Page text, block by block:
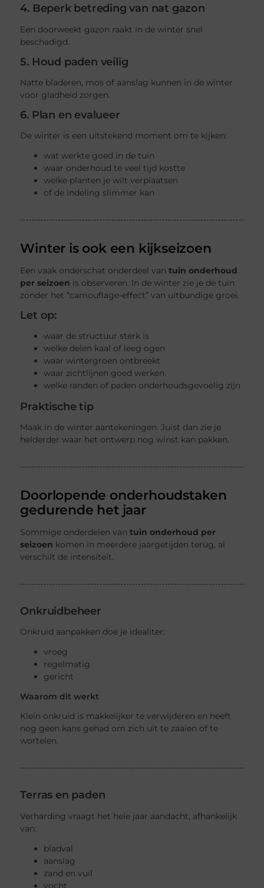
4. Beperk betreding van nat gazon
Een doorweekt gazon raakt in de winter snel
beschadigd.
5. Houd paden veilig
Natte bladeren, mos of aanslag kunnen in de winter
voor gladheid zorgen.
6. Plan en evalueer
De winter is een uitstekend moment om te kijken:
wat werkte goed in de tuin
waar onderhoud te veel tijd kostte
welke planten je wilt verplaatsen
of de indeling slimmer kan
Winter is ook een kijkseizoen
Een vaak onderschat onderdeel vantuin onderhoud
per seizoen is observeren. In de winter zie je de tuin
zonder het “camouflage-effect” van uitbundige groei.
Let op:
waar de structuur sterk is
welke delen kaal of leeg ogen
waar wintergroen ontbreekt
waar zichtlijnen goed werken
welke randen of paden onderhoudsgevoelig zijn
Praktische tip
Maak in de winter aantekeningen. Juist dan zie je
helderder waar het ontwerp nog winst kan pakken.
Doorlopende onderhoudstaken
gedurende het jaar
Sommige onderdelen vantuin onderhoud per
seizoen komen in meerdere jaargetijden terug, al
verschilt de intensiteit.
Onkruidbeheer
Onkruid aanpakken doe je idealiter:
vroeg
regelmatig
gericht
Waarom dit werkt
Klein onkruid is makkelijker te verwijderen en heeft
nog geen kans gehad om zich uit te zaaien of te
wortelen.
Terras en paden
Verharding vraagt het hele jaar aandacht, afhankelijk
van:
bladval
aanslag
zand en vuil
vocht